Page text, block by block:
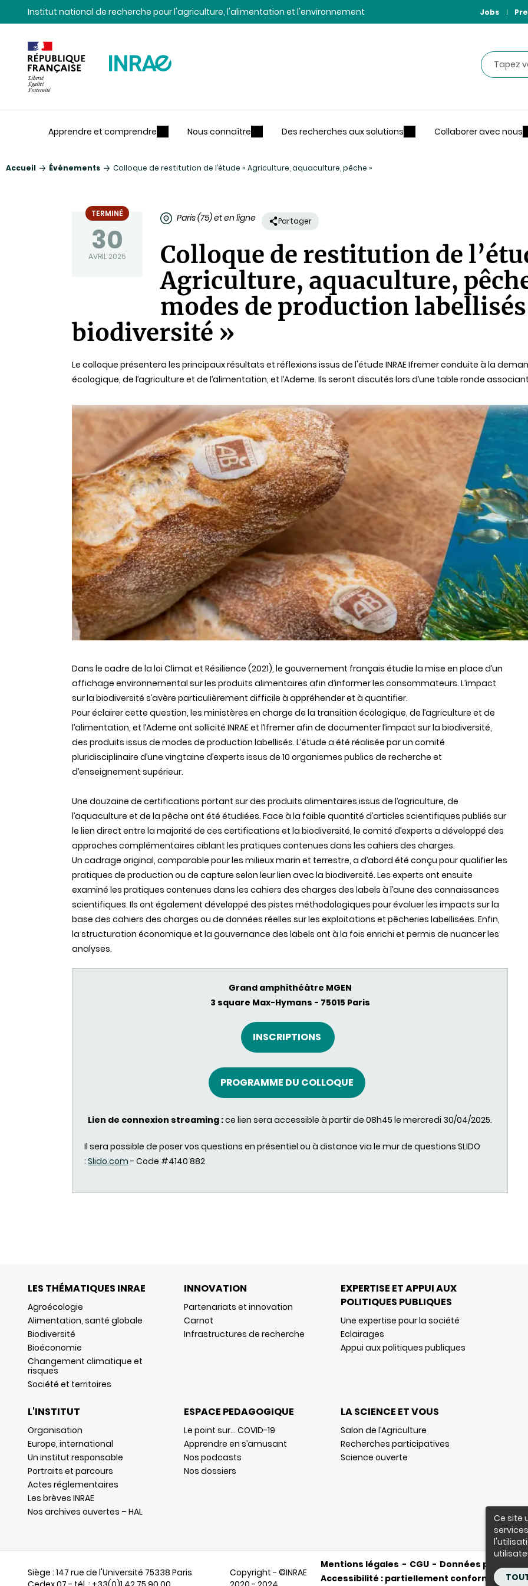
Ce site
Contenu
Recherche
NavigationInstitut national de recherche pour l'agriculture, l'alimentation et l'environnement Jobs
Rechercher
Apprendre et comprendre Nous connaître Des recherches aux solutions Collaborer avec nous
Accueil Événements Colloque de restitution de l’étude « Agriculture, aquaculture, pêche »
30
AVRIL 2025
TERMINÉ Paris (75) et en ligne Partager
Colloque de restitution de
Agriculture, aquaculture,
modes de production
biodiversité »
Le colloque présentera les principaux résultats et réflexions issus de l'étude INRAE Ifremer conduite à la
écologique, de l’agriculture et de l’alimentation, et l’Ademe. Ils seront discutés lors d’une table ronde
Dans le cadre de la loi Climat et Résilience (2021), le gouvernement français étudie la mise en place d’un
affichage environnemental sur les produits alimentaires afin d’informer les consommateurs. L’impact
sur la biodiversité s’avère particulièrement difficile à appréhender et à quantifier.
Pour éclairer cette question, les ministères en charge de la transition écologique, de l’agriculture et de
l’alimentation, et l’Ademe ont sollicité INRAE et l’Ifremer afin de documenter l’impact sur la biodiversité,
des produits issus de modes de production labellisés. L’étude a été réalisée par un comité
pluridisciplinaire d’une vingtaine d’experts issus de 10 organismes publics de recherche et
d’enseignement supérieur.
Une douzaine de certifications portant sur des produits alimentaires issus de l’agriculture, de
l’aquaculture et de la pêche ont été étudiées. Face à la faible quantité d’articles scientifiques publiés sur
le lien direct entre la majorité de ces certifications et la biodiversité, le comité d’experts a développé des
approches complémentaires ciblant les pratiques contenues dans les cahiers des charges.
Un cadrage original, comparable pour les milieux marin et terrestre, a d’abord été conçu pour qualifier les
pratiques de production ou de capture selon leur lien avec la biodiversité. Les experts ont ensuite
examiné les pratiques contenues dans les cahiers des charges des labels à l’aune des connaissances
scientifiques. Ils ont également développé des pistes méthodologiques pour évaluer les impacts sur la
base des cahiers des charges ou de données réelles sur les exploitations et pêcheries labellisées. Enfin,
la structuration économique et la gouvernance des labels ont à la fois enrichi et permis de nuancer les
analyses.
Grand amphithéâtre MGEN
3 square Max-Hymans - 75015 Paris
INSCRIPTIONS
PROGRAMME DU COLLOQUE
Lien de connexion streaming :ce lien sera accessible à partir de 08h45 le mercredi 30/04/2025.
Il sera possible de poser vos questions en présentiel ou à distance via le mur de questions SLIDO
: Slido.com - Code #4140 882
LES THÉMATIQUES INRAE
Agroécologie
Alimentation, santé globale
Biodiversité
Bioéconomie
Changement climatique et
risques
Société et territoires
INNOVATION
Partenariats et innovation
Carnot
Infrastructures de recherche
EXPERTISE ET APPUI AUX
POLITIQUES PUBLIQUES
Une expertise pour la société
Eclairages
Appui aux politiques publiques
L'INSTITUT
Organisation
Europe, international
Un institut responsable
Portraits et parcours
Actes réglementaires
Les brèves INRAE
Nos archives ouvertes – HAL
ESPACE PEDAGOGIQUE
Le point sur… COVID-19
Apprendre en s’amusant
Nos podcasts
Nos dossiers
LA SCIENCE ET VOUS
Salon de l’Agriculture
Recherches participatives
Science ouverte
Siège : 147 rue de l'Université 75338 Paris
Copyright - ©INRAE
Mentions légales CGU Données
Accessibilité : partiellement conforme